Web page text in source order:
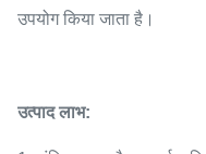
उपयोग किया जाता है।
उत्पाद लाभ: